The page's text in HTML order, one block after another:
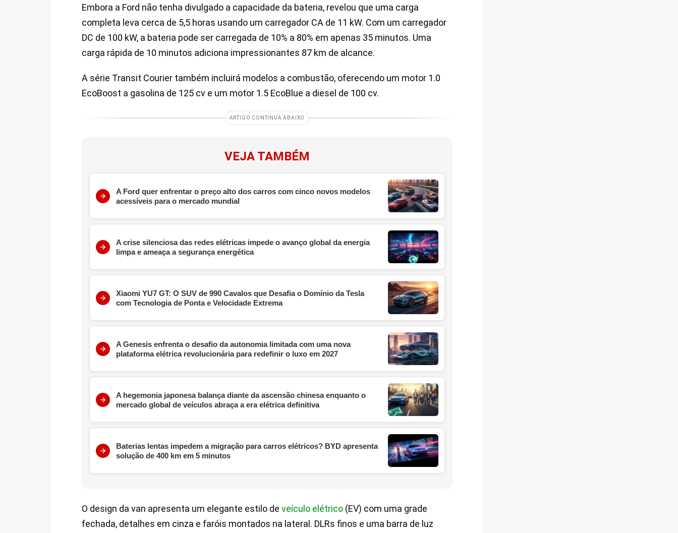
Embora a Ford não tenha divulgado a capacidade da bateria, revelou que uma carga
completa leva cerca de 5,5 horas usando um carregador CA de 11 kW. Com um carregador
DC de 100 kW, a bateria pode ser carregada de 10% a 80% em apenas 35 minutos. Uma
carga rápida de 10 minutos adiciona impressionantes 87 km de alcance.
A série Transit Courier também incluirá modelos a combustão, oferecendo um motor 1.0
EcoBoost a gasolina de 125 cv e um motor 1.5 EcoBlue a diesel de 100 cv.
ARTIGO CONTINUA ABAIXO
VEJA TAMBÉM
A Ford quer enfrentar o preço alto dos carros com cinco novos modelos
acessíveis para o mercado mundial
A crise silenciosa das redes elétricas impede o avanço global da energia
limpa e ameaça a segurança energética
Xiaomi YU7 GT: O SUV de 990 Cavalos que Desafia o Domínio da Tesla
com Tecnologia de Ponta e Velocidade Extrema
A Genesis enfrenta o desafio da autonomia limitada com uma nova
plataforma elétrica revolucionária para redefinir o luxo em 2027
A hegemonia japonesa balança diante da ascensão chinesa enquanto o
mercado global de veículos abraça a era elétrica definitiva
Baterias lentas impedem a migração para carros elétricos? BYD apresenta
solução de 400 km em 5 minutos
O design da van apresenta um elegante estilo de veículo elétrico (EV) com uma grade
fechada, detalhes em cinza e faróis montados na lateral. DLRs finos e uma barra de luz